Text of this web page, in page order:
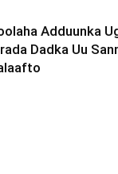
Adduunka
Dadka Uu